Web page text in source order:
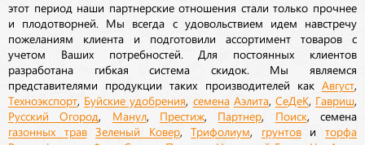
этот период наши партнерские отношения стали только прочнее
и плодотворней. Мы всегда с удовольствием идем навстречу
пожеланиям клиента и подготовили ассортимент товаров с
учетом Ваших потребностей. Для постоянных клиентов
разработана гибкая система скидок. Мы являемся
представителями продукции таких производителей как Август
Техноэкспорт Буйские удобрения семена Аэлита, СеДеК Гавриш
Русский Огород Манул, Престиж Партнер Поиск, семена
газонных трав Зеленый Ковер,Трифолиум грунтовиторфа